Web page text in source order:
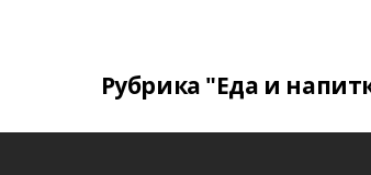
Рубрика "Еда и